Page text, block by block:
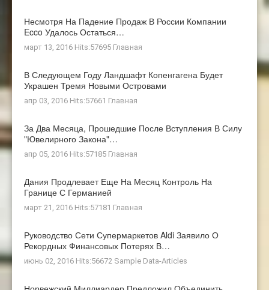
Несмотря На Падение Продаж В России Компании
Ecco Удалось Остаться…
март 13, 2016 Hits:57695 Главная
В Следующем Году Ландшафт Копенгагена Будет
Украшен Тремя Новыми Островами
апр 03, 2016 Hits:57661 Главная
За Два Месяца, Прошедшие После Вступления В Силу
"ювелирного Закона"…
апр 05, 2016 Hits:57185 Главная
Дания Продлевает Еще На Месяц Контроль На
Границе С Германией
март 21, 2016 Hits:57181 Главная
Руководство Сети Супермаркетов Aldi Заявило О
Рекордных Финансовых Потерях В…
июнь 02, 2016 Hits:56672 Sample Data-Articles